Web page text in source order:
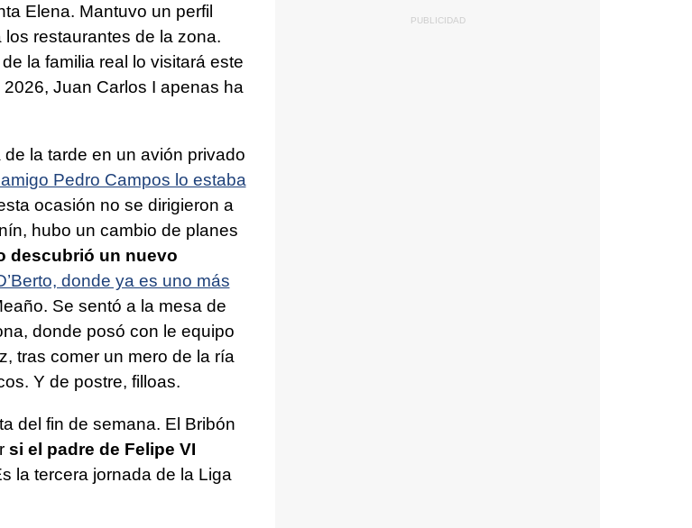
Elena. Mantuvo un perfil
restaurantes de la zona.
la familia real lo visitará este
Juan Carlos I apenas ha
la tarde en un avión privado
Pedro Campos lo estaba
ocasión no se dirigieron a
hubo un cambio de planes
descubrió un nuevo
donde ya es uno más
Se sentó a la mesa de
donde posó con le equipo
tras comer un mero de la ría
Y de postre, filloas.
del fin de semana. El Bribón
si el padre de Felipe VI
la tercera jornada de la Liga